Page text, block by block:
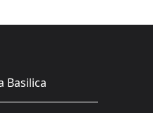
Basilica